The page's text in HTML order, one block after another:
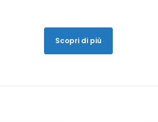
Scopri di più